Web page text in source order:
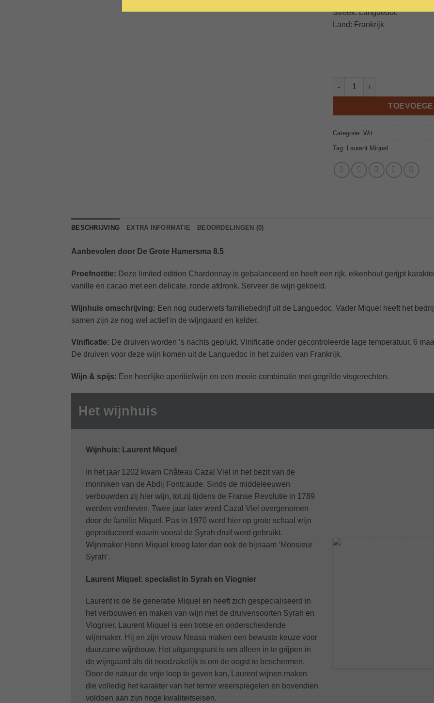
Streek: Languedoc
Land: Frankrijk
Laurent Miquel Héritage
Categorie: Wit
Tag: Laurent Miquel
BESCHRIJVING EXTRA INFORMATIE BEOORDELINGEN (0)
Aanbevolen door De Grote Hamersma 8.5
Proefnotitie: Deze limited edition Chardonnay is gebalanceerd en heeft een rijk, eikenhout gerijpt
vanille en cacao met een delicate, ronde afdronk. Serveer de wijn gekoeld.
Wijnhuis omschrijving: Een nog ouderwets familiebedrijf uit de Languedoc. Vader Miquel heeft het
samen zijn ze nog wel actief in de wijngaard en kelder.
Vinificatie: De druiven worden ’s nachts geplukt. Vinificatie onder gecontroleerde lage temperatuur. 6
De druiven voor deze wijn komen uit de Languedoc in het zuiden van Frankrijk.
Wijn & spijs: Een heerlijke aperitiefwijn en een mooie combinatie met gegrilde visgerechten.
Het wijnhuis
Wijnhuis: Laurent Miquel
In het jaar 1202 kwam Château Cazal Viel in het bezit van de
monniken van de Abdij Fontcaude. Sinds de middeleeuwen
verbouwden zij hier wijn, tot zij tijdens de Franse Revolutie in 1789
werden verdreven. Twee jaar later werd Cazal Viel overgenomen
door de familie Miquel. Pas in 1970 werd hier op grote schaal wijn
geproduceerd waarin vooral de Syrah druif werd gebruikt.
Wijnmaker Henri Miquel kreeg later dan ook de bijnaam ‘Monsieur
Syrah’.
Laurent Miquel: specialist in Syrah en Viognier
Laurent is de 8e generatie Miquel en heeft zich gespecialiseerd in
het verbouwen en maken van wijn met de druivensoorten Syrah en
Viognier. Laurent Miquel is een trotse en onderscheidende
wijnmaker. Hij en zijn vrouw Neasa maken een bewuste keuze voor
duurzame wijnbouw. Het uitgangspunt is om alleen in te grijpen in
de wijngaard als dit noodzakelijk is om de oogst te beschermen.
Door de natuur de vrije loop te geven kan, Laurent wijnen maken
die volledig het karakter van het terroir weerspiegelen en bovendien
voldoen aan zijn hoge kwaliteitseisen.